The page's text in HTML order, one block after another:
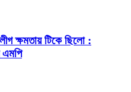
ক্ষমতায় টিকে ছিলো :
এমপি